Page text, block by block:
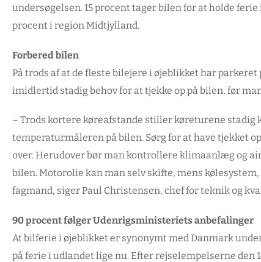
undersøgelsen. 15 procent tager bilen for at holde
procent i region Midtjylland.
Forbered bilen
På trods af at de fleste bilejere i øjeblikket har
imidlertid stadig behov for at tjekke op på bilen, før
– Trods kortere køreafstande stiller køreturene stadig
temperaturmåleren på bilen. Sørg for at have tjekket
over. Herudover bør man kontrollere klimaanlæg og
bilen. Motorolie kan man selv skifte, mens
fagmand, siger Paul Christensen, chef for teknik og
90 procent følger Udenrigsministeriets anbefalinger
At bilferie i øjeblikket er synonymt med Danmark
på ferie i udlandet lige nu. Efter rejselempelserne den